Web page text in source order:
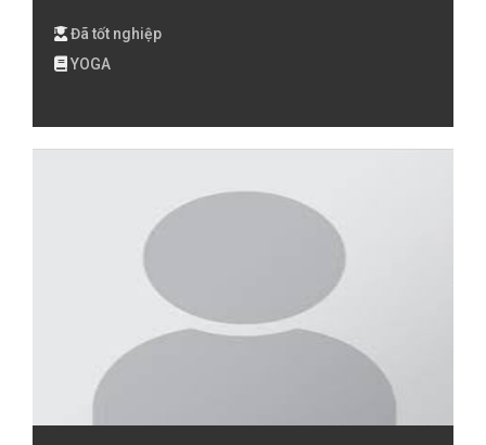
Đã tốt nghiệp
YOGA